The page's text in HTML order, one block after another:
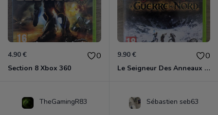
4.90 € 0
Section 8 Xbox 360
9.90 € 0
Le Seigneur Des Anneaux - La Guerre Du Nord Xbox 360
TheGamingR83 Sébastien seb63